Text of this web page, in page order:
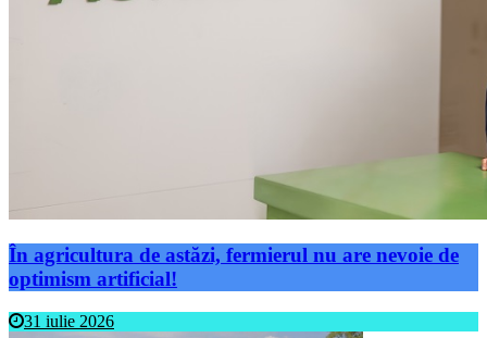
În agricultura de astăzi, fermierul nu are nevoie de
optimism artificial!
31 iulie 2026